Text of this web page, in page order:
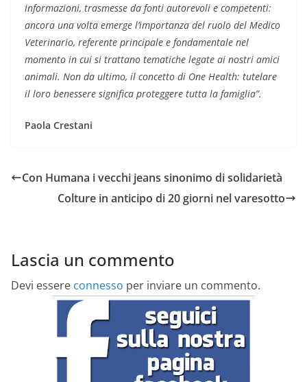
informazioni, trasmesse da fonti autorevoli e competenti:
ancora una volta emerge l’importanza del ruolo del Medico
Veterinario, referente principale e fondamentale nel
momento in cui si trattano tematiche legate ai nostri amici
animali. Non da ultimo, il concetto di One Health: tutelare
il loro benessere significa proteggere tutta la famiglia”.
Paola Crestani
Con Humana i vecchi jeans sinonimo di solidarietà
Colture in anticipo di 20 giorni nel varesotto
Lascia un commento
Devi essere connesso per inviare un commento.